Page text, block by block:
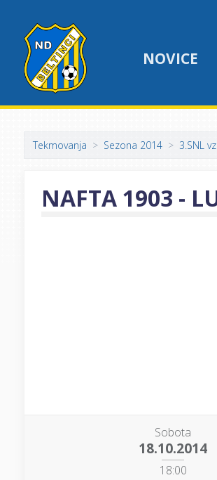
NOVICE
Tekmovanja Sezona 2014 3.SNL
NAFTA 1903 -
Sobota
18.10.2014
18:00